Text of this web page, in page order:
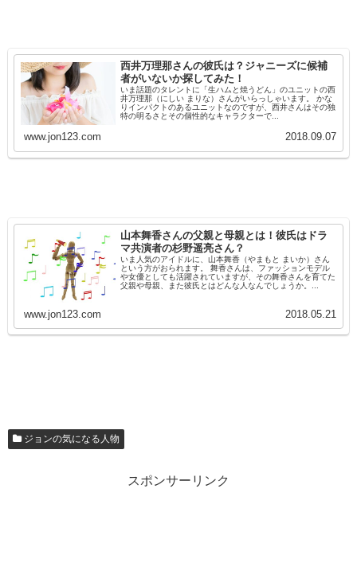
西井万理那さんの彼氏は？ジャニーズに候補
者がいないか探してみた！
いま話題のタレントに「生ハムと焼うどん」のユニットの西
井万理那（にしい まりな）さんがいらっしゃいます。 かな
りインパクトのあるユニットなのですが、西井さんはその独
特の明るさとその個性的なキャラクターで...
www.jon123.com 2018.09.07
山本舞香さんの父親と母親とは！彼氏はドラ
マ共演者の杉野遥亮さん？
いま人気のアイドルに、山本舞香（やまもと まいか）さん
という方がおられます。 舞香さんは、ファッションモデル
や女優としても活躍されていますが、その舞香さんを育てた
父親や母親、また彼氏とはどんな人なんでしょうか。...
www.jon123.com 2018.05.21
ジョンの気になる人物
スポンサーリンク